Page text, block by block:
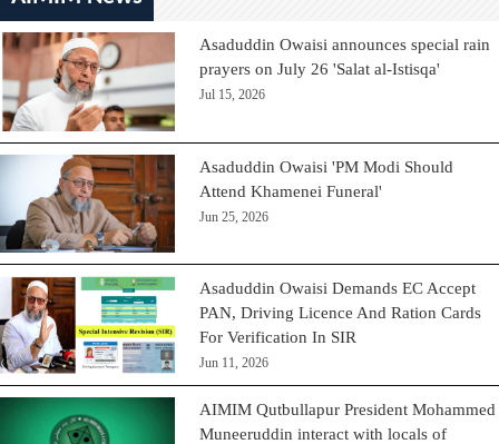
Asaduddin Owaisi announces special rain
prayers on July 26 'Salat al-Istisqa'
Jul 15, 2026
Asaduddin Owaisi 'PM Modi Should
Attend Khamenei Funeral'
Jun 25, 2026
Asaduddin Owaisi Demands EC Accept
PAN, Driving Licence And Ration Cards
For Verification In SIR
Jun 11, 2026
AIMIM Qutbullapur President Mohammed
Muneeruddin interact with locals of